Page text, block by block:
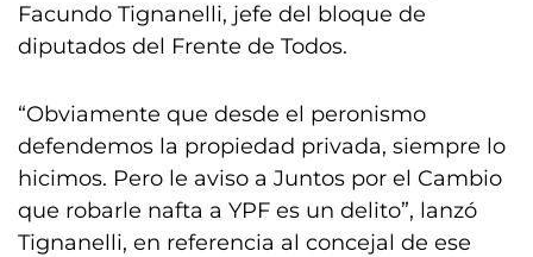
Facundo Tignanelli, jefe del bloque de
diputados del Frente de Todos.
“Obviamente que desde el peronismo
defendemos la propiedad privada, siempre lo
hicimos. Pero le aviso a Juntos por el Cambio
que robarle nafta a YPF es un delito”, lanzó
Tignanelli, en referencia al concejal de ese